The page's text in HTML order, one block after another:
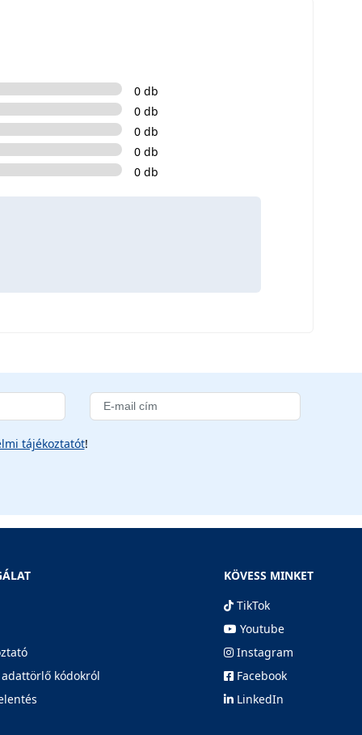
0 db
0 db
0 db
0 db
0 db
tájékoztatót!
kódokról
KÖVESS MINKET
TikTok
Youtube
Instagram
Facebook
LinkedIn